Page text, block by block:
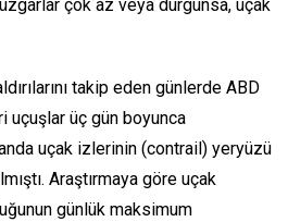
çok az veya durgunsa, uçak
takip eden günlerde ABD
uçuşlar üç gün boyunca
uçak izlerinin (contrail) yeryüzü
Araştırmaya göre uçak
günlük maksimum